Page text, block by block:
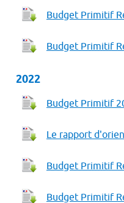
Budget Primitif
Budget Primitif
2022
Budget Primitif
Le rapport
Budget Primitif
Budget Primitif